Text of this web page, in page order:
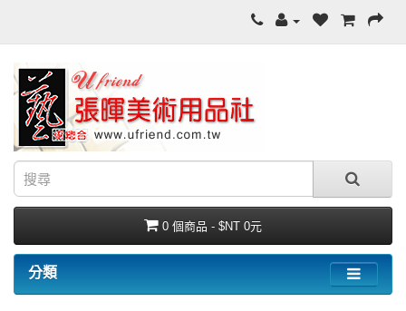
0 個商品 - $NT 0元
分類